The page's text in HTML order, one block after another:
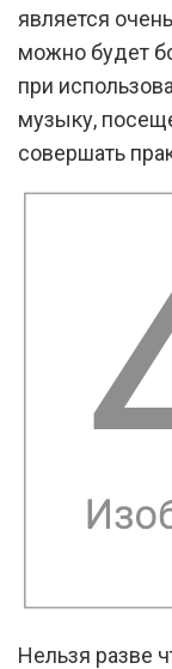
является
можно будет
при
музыку,
совершать
Нельзя разве